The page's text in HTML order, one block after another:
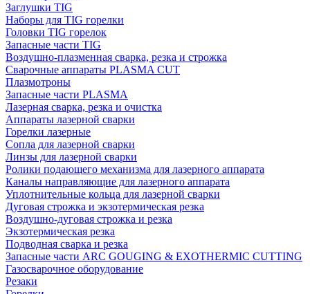
Заглушки TIG
Наборы для TIG горелки
Головки TIG горелок
Запасные части TIG
Воздушно-плазменная сварка, резка и строжка
Сварочные аппараты PLASMA CUT
Плазмотроны
Запасные части PLASMA
Лазерная сварка, резка и очистка
Аппараты лазерной сварки
Горелки лазерные
Сопла для лазерной сварки
Линзы для лазерной сварки
Ролики подающего механизма для лазерного аппарата
Каналы направляющие для лазерного аппарата
Уплотнительные кольца для лазерной сварки
Дуговая строжка и экзотермическая резка
Воздушно-дуговая строжка и резка
Экзотермическая резка
Подводная сварка и резка
Запасные части ARC GOUGING & EXOTHERMIC CUTTING
Газосварочное оборудование
Резаки